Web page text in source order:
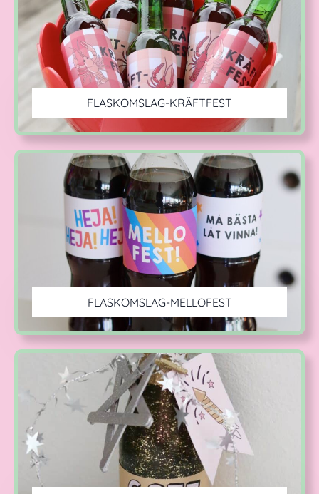
FLASKOMSLAG-KRÄFTFEST
FLASKOMSLAG-MELLOFEST